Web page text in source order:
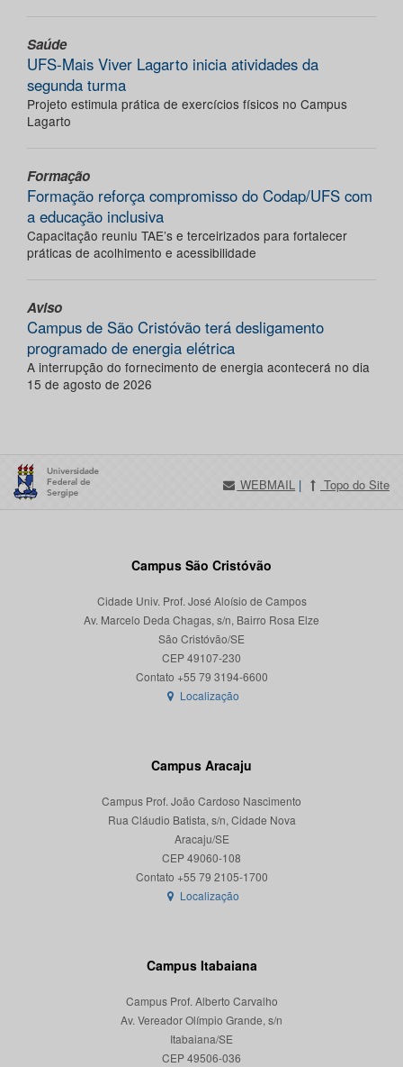
Saúde
UFS-Mais Viver Lagarto inicia atividades da
segunda turma
Projeto estimula prática de exercícios físicos no Campus
Lagarto
Formação
Formação reforça compromisso do Codap/UFS com
a educação inclusiva
Capacitação reuniu TAE’s e terceirizados para fortalecer
práticas de acolhimento e acessibilidade
Aviso
Campus de São Cristóvão terá desligamento
programado de energia elétrica
A interrupção do fornecimento de energia acontecerá no dia
15 de agosto de 2026
WEBMAIL | Topo do Site
Campus São Cristóvão
Cidade Univ. Prof. José Aloísio de Campos
Av. Marcelo Deda Chagas, s/n, Bairro Rosa Elze
São Cristóvão/SE
CEP 49107-230
Localização
Campus Aracaju
Campus Prof. João Cardoso Nascimento
Rua Cláudio Batista, s/n, Cidade Nova
Aracaju/SE
CEP 49060-108
Localização
Campus Itabaiana
Campus Prof. Alberto Carvalho
Av. Vereador Olímpio Grande, s/n
Itabaiana/SE
CEP 49506-036